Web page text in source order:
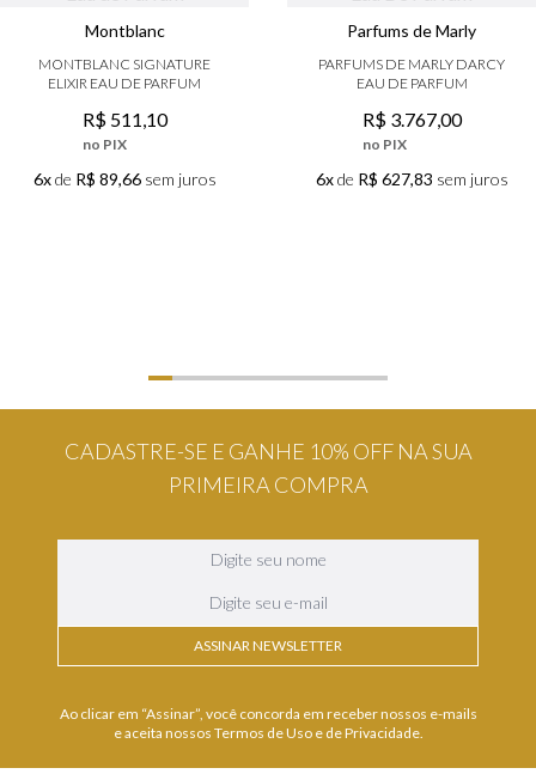
Montblanc
MONTBLANC SIGNATURE
ELIXIR EAU DE PARFUM
R$ 511,10
no PIX
6xde R$ 89,66sem juros
Parfums de Marly
PARFUMS DE MARLY DARCY
EAU DE PARFUM
R$ 3.767,00
no PIX
6xde R$ 627,83 sem juros
CADASTRE-SE E GANHE 10% OFF NA SUA
PRIMEIRA COMPRA
ASSINAR NEWSLETTER
Ao clicar em “Assinar”, você concorda em receber nossos e-mails
e aceita nossos Termos de Uso e de Privacidade.